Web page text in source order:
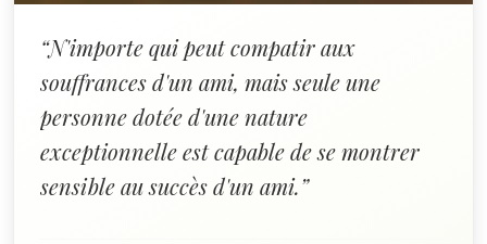
“N'importe qui peut compatir aux
souffrances d'un ami, mais seule une
personne dotée d'une nature
exceptionnelle est capable de se montrer
sensible au succès d'un ami.”